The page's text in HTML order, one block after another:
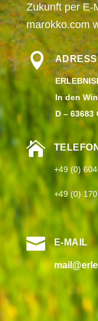
Zukunft per E-
marokko.com

In den
D – 63683
 TELEFON
+49 (0)
+49 (0)
 E-MAIL